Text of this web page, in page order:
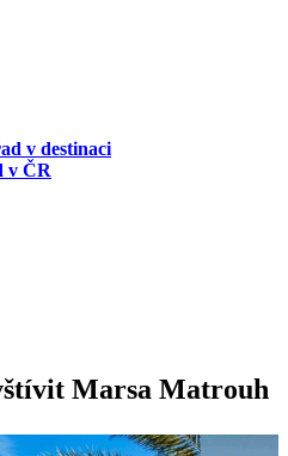
v destinaci
v ČR
Marsa Matrouh